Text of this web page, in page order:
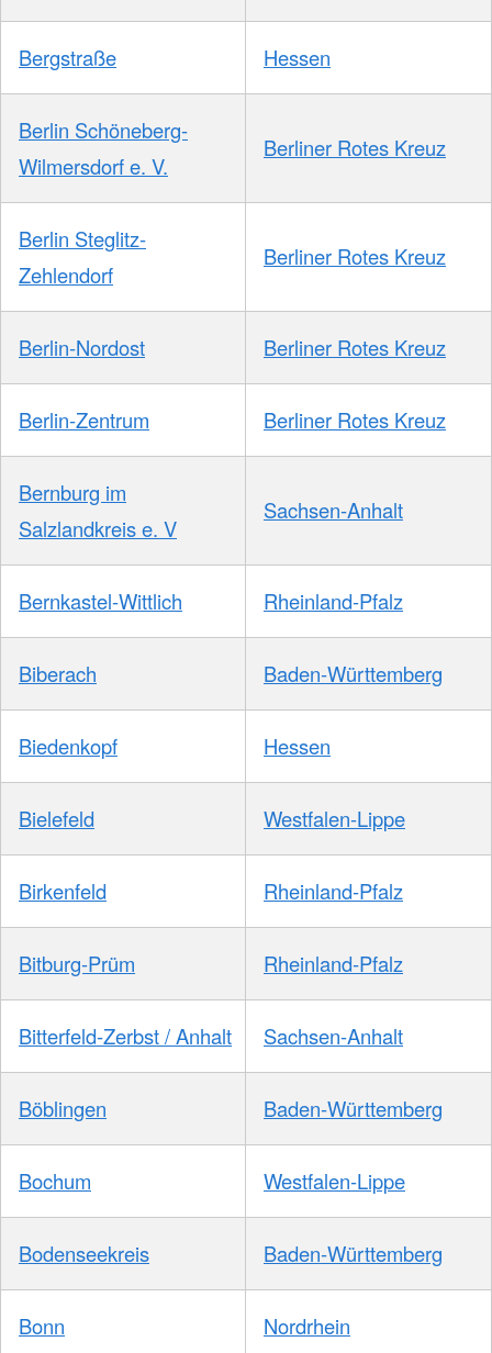
Bergstraße Hessen
Berlin Schöneberg-
Wilmersdorf e. V.
Berliner Rotes Kreuz
Berlin Steglitz-
Zehlendorf
Berliner Rotes Kreuz
Berlin-Nordost Berliner Rotes Kreuz
Berlin-Zentrum Berliner Rotes Kreuz
Bernburg im
Salzlandkreis e. V
Sachsen-Anhalt
Bernkastel-Wittlich Rheinland-Pfalz
Biberach Baden-Württemberg
Biedenkopf Hessen
Bielefeld Westfalen-Lippe
Birkenfeld Rheinland-Pfalz
Bitburg-Prüm Rheinland-Pfalz
Bitterfeld-Zerbst / Anhalt Sachsen-Anhalt
Böblingen Baden-Württemberg
Bochum Westfalen-Lippe
Bodenseekreis Baden-Württemberg
Bonn Nordrhein